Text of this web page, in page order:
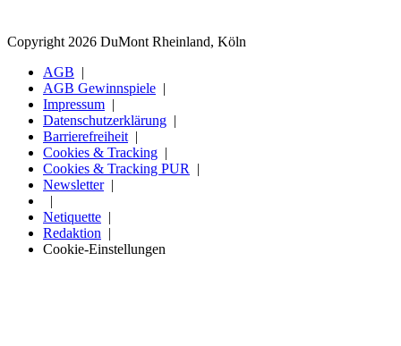
Copyright 2026 DuMont Rheinland, Köln
AGB
AGB Gewinnspiele
Impressum
Datenschutzerklärung
Barrierefreiheit
Cookies & Tracking
Cookies & Tracking PUR
Newsletter
Netiquette
Redaktion
Cookie-Einstellungen